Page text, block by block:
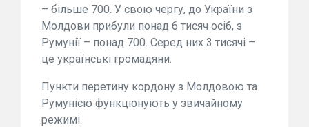
– більше 700. У свою чергу, до України з
Молдови прибули понад 6 тисяч осіб, з
Румунії – понад 700. Серед них 3 тисячі –
це українські громадяни.
Пункти перетину кордону з Молдовою та
Румунією функціонують у звичайному
режимі.